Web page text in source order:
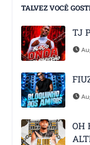
TALVEZ VOCÊ
TJ
OH